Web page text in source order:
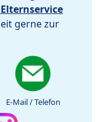
Elternservice
gerne zur
E-Mail / Telefon